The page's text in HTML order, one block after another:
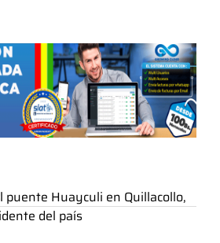
puente Huayculi en Quillacollo,
del país